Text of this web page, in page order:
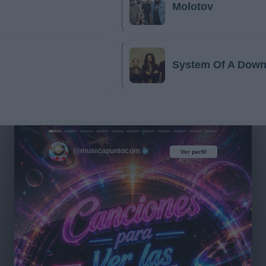
Molotov
System Of A Down
Ver perfil
@musicapuntocom Ver perfil